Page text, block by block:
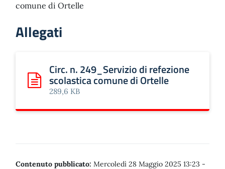
comune di Ortelle
Allegati
Scarica: Circ. n. 249_Servizio di refezione scolastica
Circ. n. 249_Servizio di refezione
scolastica comune di Ortelle
289,6 KB
Contenuto pubblicato: Mercoledì 28 Maggio 2025 13:23 -